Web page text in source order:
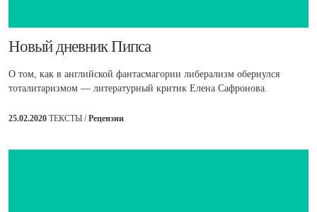
​Новый дневник Пипса
О том, как в английской фантасмагории либерализм обернулся
тоталитаризмом — литературный критик Елена Сафронова.
25.02.2020 ТЕКСТЫ /Рецензии